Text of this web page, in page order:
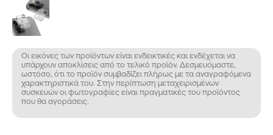
Οι εικόνες των προϊόντων είναι ενδεικτικές και ενδέχεται να
υπάρχουν αποκλίσεις από το τελικό προϊόν. Δεσμευόμαστε,
ωστόσο, ότι το προϊόν συμβαδίζει πλήρως με τα αναγραφόμενα
χαρακτηριστικά του. Στην περίπτωση μεταχειρισμένων
συσκευών οι φωτογραφίες είναι πραγματικές του προϊόντος
που θα αγοράσεις.